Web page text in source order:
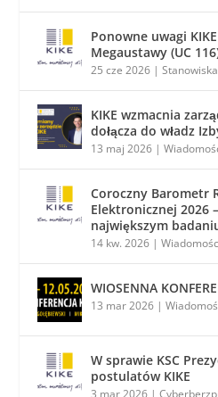
Ponowne uwagi
Megaustawy (UC
25 cze 2026 |Stanowiska
KIKE wzmacnia
dołącza do władz
13 maj 2026 |
Coroczny Barometr
Elektronicznej 2026
największym
14 kw. 2026 |
WIOSENNA
13 mar 2026 |
W sprawie KSC
postulatów KIKE
3 mar 2026 |